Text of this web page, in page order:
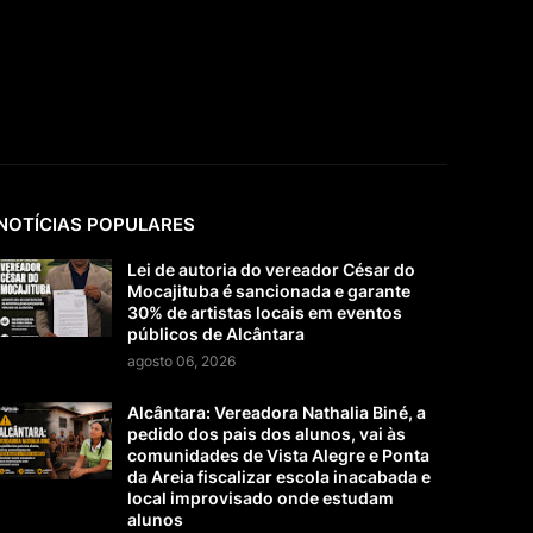
POPULARES
Lei de autoria do vereador César do
Mocajituba é sancionada e garante
30% de artistas locais em eventos
públicos de Alcântara
agosto 06, 2026
Alcântara: Vereadora Nathalia Biné, a
pedido dos pais dos alunos, vai às
comunidades de Vista Alegre e Ponta
da Areia fiscalizar escola inacabada e
local improvisado onde estudam
alunos